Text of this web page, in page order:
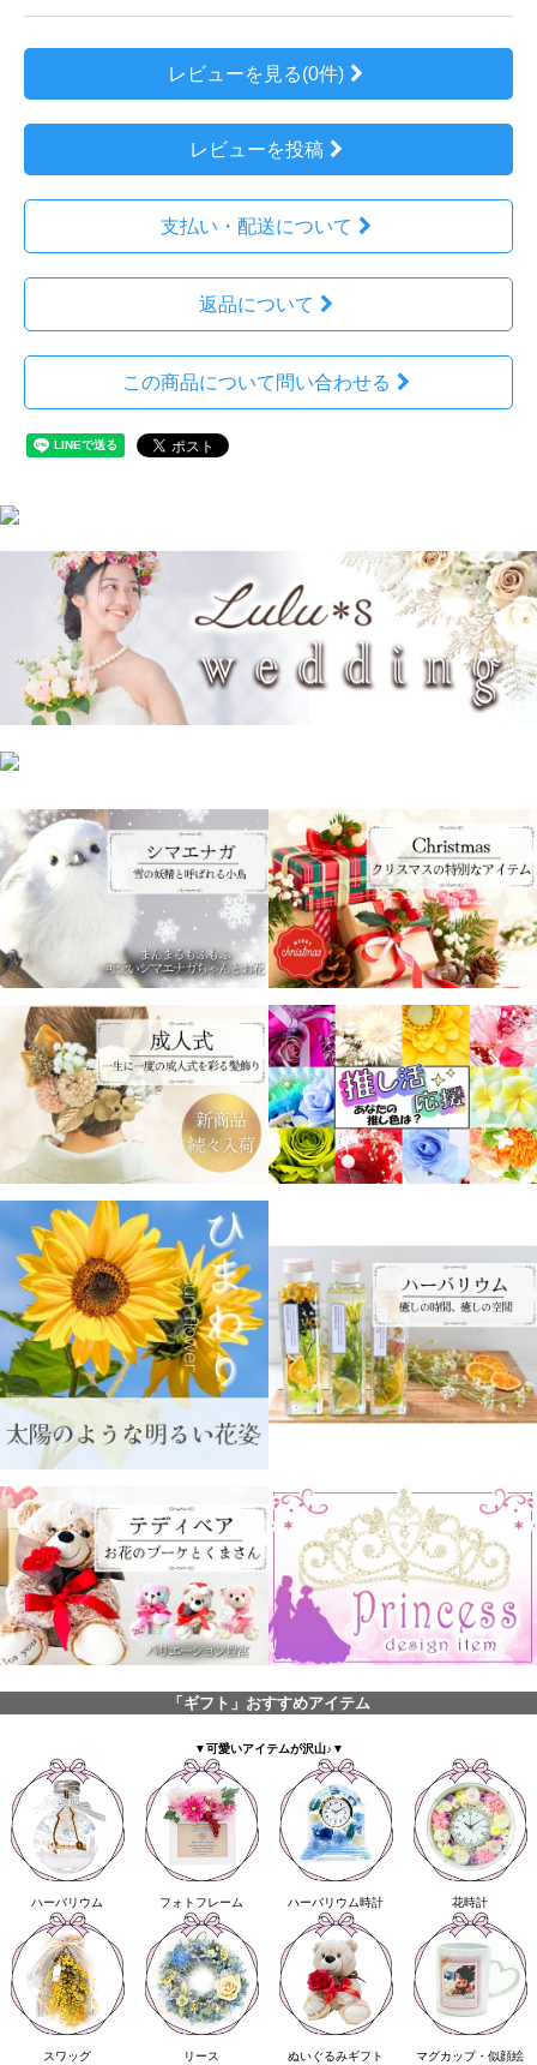
レビューを見る(0件)
レビューを投稿
支払い・配送について
返品について
この商品について問い合わせる
「ギフト」おすすめアイテム
▼可愛いアイテムが沢山♪▼
ハーバリウム フォトフレーム ハーバリウム時計 花時計
スワッグ リース ぬいぐるみギフト マグカップ・似顔絵